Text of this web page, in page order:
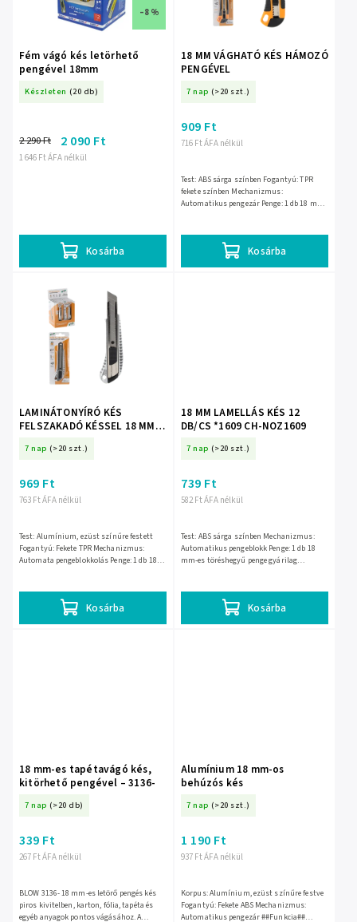
–8 %
Fém vágó kés letörhető
pengével 18mm
Készleten (20 db)
1 646 Ft ÁFA nélkül
2 290 Ft 2 090 Ft
Kosárba
18 MM VÁGHATÓ KÉS HÁMOZÓ
PENGÉVEL
7 nap (>20 szt.)
716 Ft ÁFA nélkül
909 Ft
Kosárba
Test: ABS sárga színben Fogantyú: TPR
fekete színben Mechanizmus:
Automatikus pengezár Penge: 1 db 18 mm-
LAMINÁTONYÍRÓ KÉS
FELSZAKADÓ KÉSSEL 18 MM
7 nap (>20 szt.)
763 Ft ÁFA nélkül
969 Ft
Kosárba
Test: Alumínium, ezüst színűre festett
Fogantyú: Fekete TPR Mechanizmus:
Automata pengeblokkolás Penge: 1 db 18
18 MM LAMELLÁS KÉS 12
DB/CS *1609 CH-NOZ1609
7 nap (>20 szt.)
582 Ft ÁFA nélkül
739 Ft
Kosárba
Test: ABS sárga színben Mechanizmus:
Automatikus pengeblokk Penge: 1 db 18
mm-es töréshegyű penge gyárilag
18 mm-es tapétavágó kés,
kitörhető pengével – 3136-
7 nap (>20 db)
267 Ft ÁFA nélkül
339 Ft
BLOW 3136- 18 mm-es letörő pengés kés
piros kivitelben, karton, fólia, tapéta és
egyéb anyagok pontos vágásához. A
Alumínium 18 mm-os
behúzós kés
7 nap (>20 szt.)
937 Ft ÁFA nélkül
1 190 Ft
Korpus: Alumínium, ezüst színűre festve
Fogantyú: Fekete ABS Mechanizmus:
Automatikus pengezár ##Funkcia##